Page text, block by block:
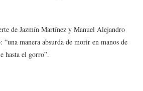
de Jazmín Martínez y Manuel Alejandro
manera absurda de morir en manos de
hasta el gorro”.